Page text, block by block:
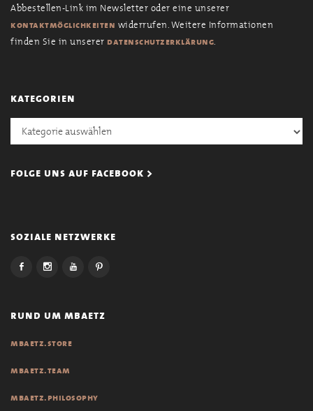
Abbestellen-Link im Newsletter oder eine unserer
kontaktmöglichkeiten widerrufen. Weitere Informationen
finden Sie in unserer datenschutzerklärung.
kategorien
Kategorien
folge uns auf facebook >
soziale netzwerke
rund um mbaetz
mbaetz.store
mbaetz.team
mbaetz.philosophy